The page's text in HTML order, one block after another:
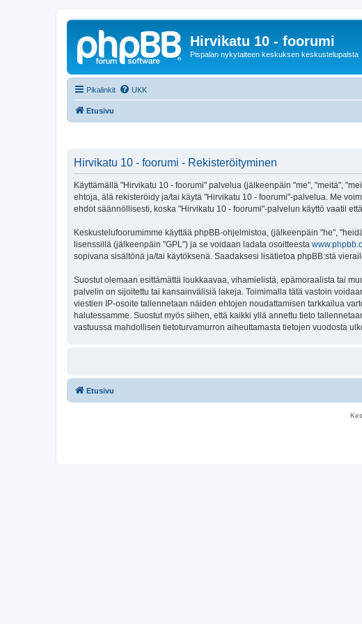
Hirvikatu 10 - foorumi
Pispalan nykytaiteen keskuksen keskustelupalsta
Pikalinkit UKK
Etusivu
Hirvikatu 10 - foorumi - Rekisteröityminen
Käyttämällä "Hirvikatu 10 - foorumi" palvelua (jälkeenpäin "me", "meitä",
ehtoja, älä rekisteröidy ja/tai käytä "Hirvikatu 10 - foorumi"-palvelua. Me
ehdot säännöllisesti, koska "Hirvikatu 10 - foorumi"-palvelun käyttö vaatii
Keskustelufoorumimme käyttää phpBB-ohjelmistoa, (jälkeenpäin "he",
lisenssillä (jälkeenpäin "GPL") ja se voidaan ladata osoitteesta
sopivana sisältönä ja/tai käytöksenä. Saadaksesi lisätietoa phpBB:stä
Suostut olemaan esittämättä loukkaavaa, vihamielistä, epämoraalista tai
palvelin on sijoitettu tai kansainvälisiä lakeja. Toimimalla tätä vastoin
viestien IP-osoite tallennetaan näiden ehtojen noudattamisen tarkkailua
halutessamme. Suostut myös siihen, että kaikki yllä annettu tieto
vastuussa mahdollisen tietoturvamurron aiheuttamasta tietojen vuodosta
Etusivu